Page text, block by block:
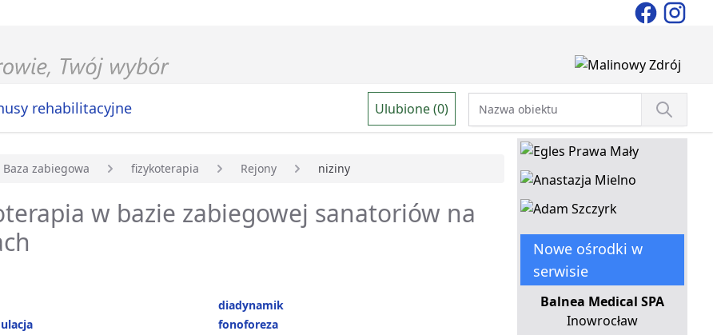
rehabilitacyjne Ulubione (0)
Baza zabiegowa fizykoterapia Rejony niziny
w bazie zabiegowej sanatoriów na
diadynamik
fonoforeza
Nowe ośrodki w
serwisie
Balnea Medical SPA
Inowrocław